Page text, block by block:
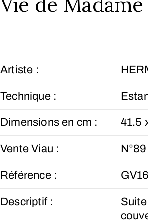
Artiste :
Technique :
Dimensions en cm : 41.5
Vente Viau :
Référence :
Descriptif :